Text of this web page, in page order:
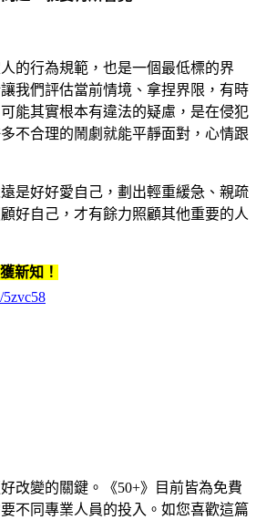
的行為規範，也是一個最低標的界
我們評估當前情境、拿捏界限，有時
能其實根本有違法的疑慮，是在侵犯
不合理的鬧劇就能平靜面對，心情跟
是好好愛自己，劃出輕重緩急、親疏
好自己，才有餘力照顧其他重要的人
新知！
5zvc58
改變的關鍵。《50+》目前皆為免費
不同專業人員的投入。如您喜歡這篇